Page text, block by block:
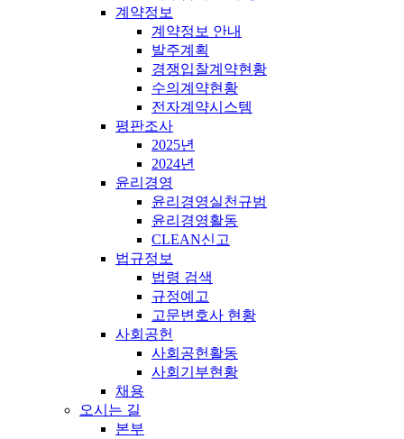
계약정보
계약정보 안내
발주계획
경쟁입찰계약현황
수의계약현황
전자계약시스템
평판조사
2025년
2024년
윤리경영
윤리경영실천규범
윤리경영활동
CLEAN신고
법규정보
법령 검색
규정예고
고문변호사 현황
사회공헌
사회공헌활동
사회기부현황
채용
오시는 길
본부